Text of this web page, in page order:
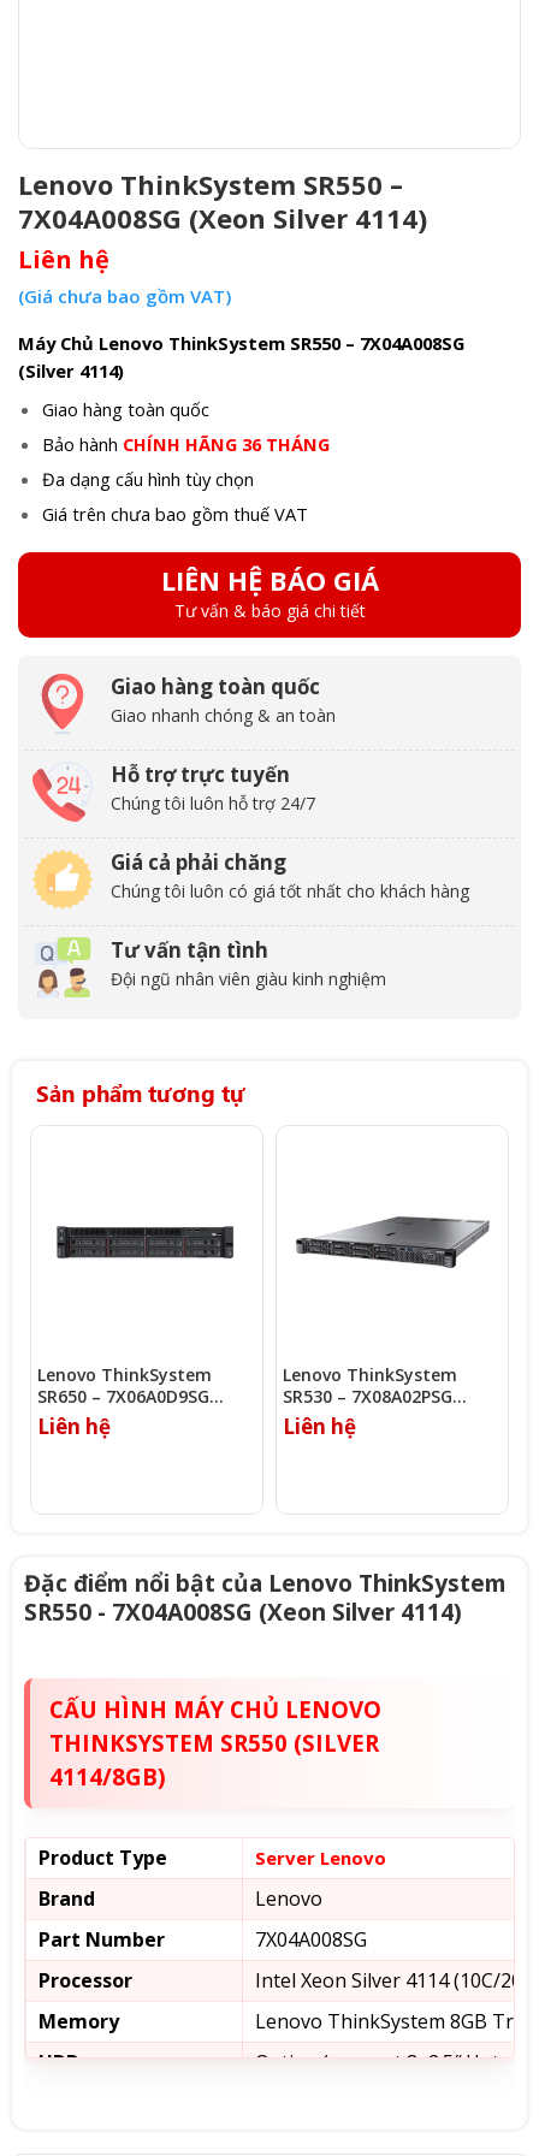
Lenovo ThinkSystem SR550 –
7X04A008SG (Xeon Silver 4114)
Liên hệ
(Giá chưa bao gồm VAT)
Máy Chủ Lenovo ThinkSystem SR550 – 7X04A008SG
(Silver 4114)
Giao hàng toàn quốc
Bảo hành CHÍNH HÃNG 36 THÁNG
Đa dạng cấu hình tùy chọn
Giá trên chưa bao gồm thuế VAT
LIÊN HỆ BÁO GIÁ
Tư vấn & báo giá chi tiết
Giao hàng toàn quốc
Giao nhanh chóng & an toàn
Hỗ trợ trực tuyến
Chúng tôi luôn hỗ trợ 24/7
Giá cả phải chăng
Chúng tôi luôn có giá tốt nhất cho khách hàng
Tư vấn tận tình
Đội ngũ nhân viên giàu kinh nghiệm
Sản phẩm tương tự
Lenovo ThinkSystem
SR650 – 7X06A0D9SG
(Gold 6242/16GB/930-8i)
Liên hệ
Lenovo ThinkSystem
SR530 – 7X08A02PSG
(Xeon Silver 4116)
Liên hệ
Đặc điểm nổi bật của Lenovo ThinkSystem
SR550 - 7X04A008SG (Xeon Silver 4114)
CẤU HÌNH MÁY CHỦ LENOVO
THINKSYSTEM SR550 (SILVER
4114/8GB)
Product Type Server Lenovo
Brand
Lenovo
Part Number
7X04A008SG
Processor
Intel Xeon Silver 4114 (10C/
Memory
Lenovo ThinkSystem 8GB
HDD
Option (support 8×2.5″ Hot-